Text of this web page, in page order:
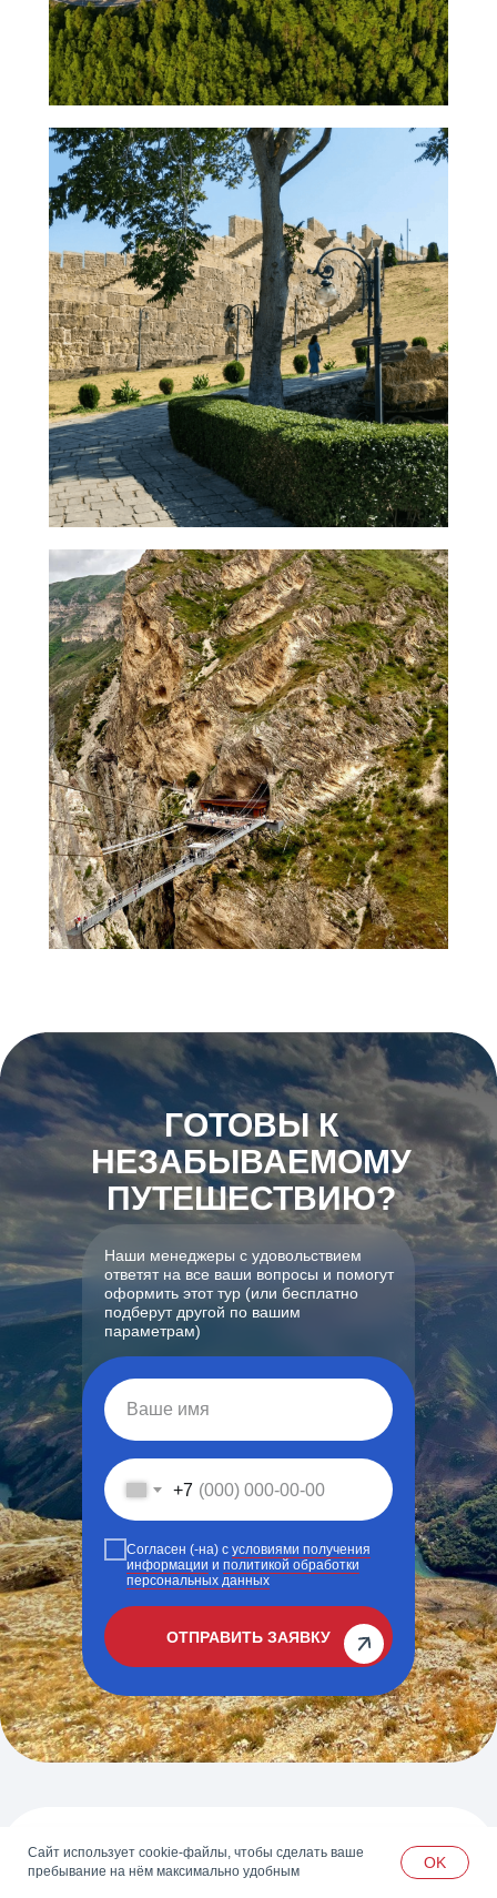
Сайт использует cookie-файлы, чтобы сделать ваше
пребывание на нём максимально удобным
OK
ГОТОВЫ К
НЕЗАБЫВАЕМОМУ
ПУТЕШЕСТВИЮ?
Наши менеджеры с удовольствием
ответят на все ваши вопросы и помогут
оформить этот тур (или бесплатно
подберут другой по вашим
параметрам)
+7
Согласен (-на) c условиями получения
информации и политикой обработки
персональных данных
ОТПРАВИТЬ ЗАЯВКУ
ПОЧЕМУ С